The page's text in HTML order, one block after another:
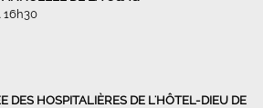
16h30
DES HOSPITALIÈRES DE L'HÔTEL-DIEU DE